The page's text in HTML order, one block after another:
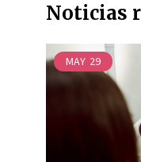
Noticias
MAY 29